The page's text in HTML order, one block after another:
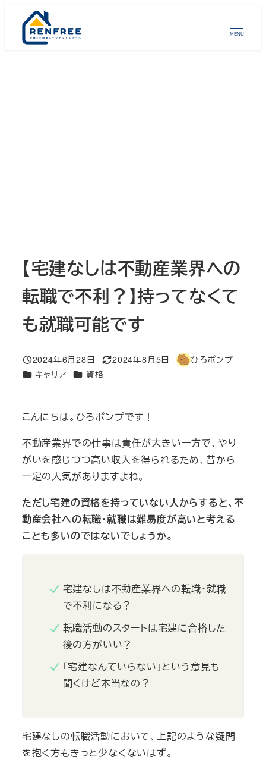
MENU
【宅建なしは不動産業界への
転職で不利？】持ってなくて
も就職可能です
投稿日
2024年6月28日
更新日
2024年8月5日
著
ひろポンプ
カテゴリー
キャリア カテゴリー
資格
こんにちは。ひろポンプです！
不動産業界での仕事は責任が大きい一方で、やり
がいを感じつつ高い収入を得られるため、昔から
一定の人気がありますよね。
ただし宅建の資格を持っていない人からすると、不
動産会社への転職・就職は難易度が高いと考える
ことも多いのではないでしょうか。
宅建なしは不動産業界への転職・就職
で不利になる？
転職活動のスタートは宅建に合格した
後の方がいい？
「宅建なんていらない」という意見も
聞くけど本当なの？
宅建なしの転職活動において、上記のような疑問
を抱く方もきっと少なくないはず。